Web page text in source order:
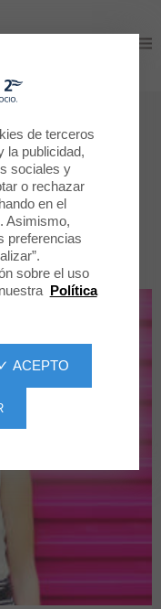
LA TIENDAS
de terceros
la publicidad,
sociales y
o rechazar
en el
Asimismo,
preferencias
sobre el uso
Política
✓ ACEPTO